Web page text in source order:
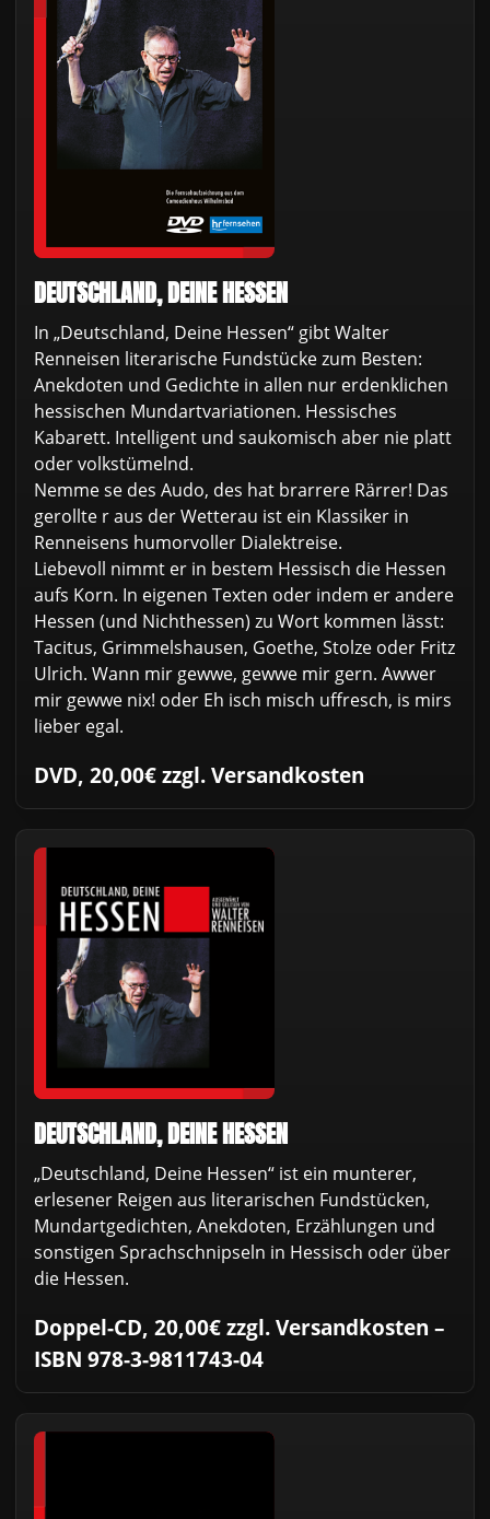
DEUTSCHLAND, DEINE HESSEN
In „Deutschland, Deine Hessen“ gibt Walter
Renneisen literarische Fundstücke zum Besten:
Anekdoten und Gedichte in allen nur erdenklichen
hessischen Mundartvariationen. Hessisches
Kabarett. Intelligent und saukomisch aber nie platt
oder volkstümelnd.
Nemme se des Audo, des hat brarrere Rärrer! Das
gerollte r aus der Wetterau ist ein Klassiker in
Renneisens humorvoller Dialektreise.
Liebevoll nimmt er in bestem Hessisch die Hessen
aufs Korn. In eigenen Texten oder indem er andere
Hessen (und Nichthessen) zu Wort kommen lässt:
Tacitus, Grimmelshausen, Goethe, Stolze oder Fritz
Ulrich. Wann mir gewwe, gewwe mir gern. Awwer
mir gewwe nix! oder Eh isch misch uffresch, is mirs
lieber egal.
DVD, 20,00€ zzgl. Versandkosten
DEUTSCHLAND, DEINE HESSEN
„Deutschland, Deine Hessen“ ist ein munterer,
erlesener Reigen aus literarischen Fundstücken,
Mundartgedichten, Anekdoten, Erzählungen und
sonstigen Sprachschnipseln in Hessisch oder über
die Hessen.
Doppel-CD, 20,00€ zzgl. Versandkosten –
ISBN 978-3-9811743-04